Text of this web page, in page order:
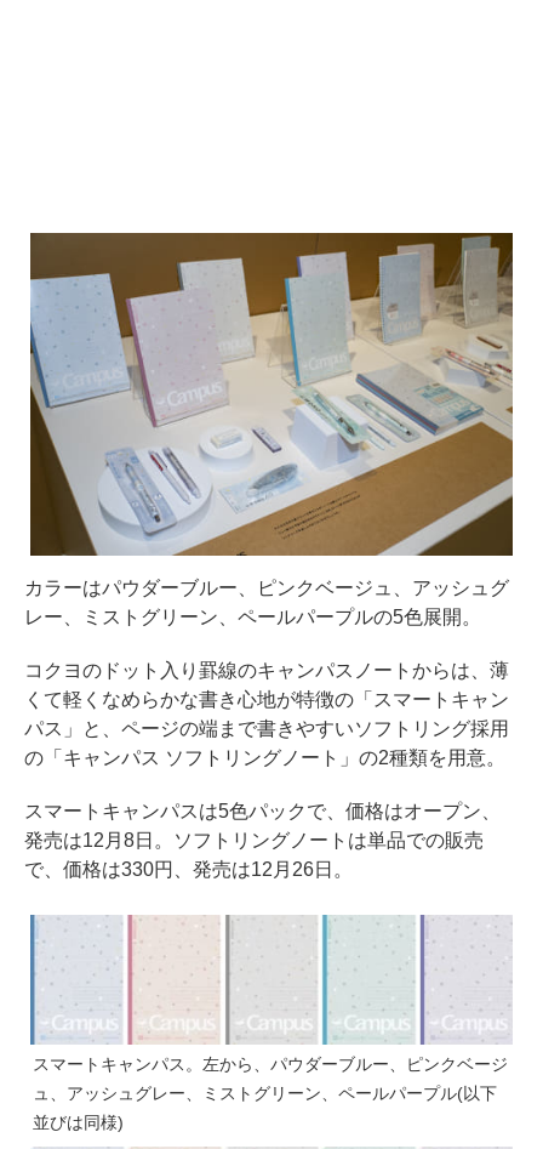
カラーはパウダーブルー、ピンクベージュ、アッシュグ
レー、ミストグリーン、ペールパープルの5色展開。
コクヨのドット入り罫線のキャンパスノートからは、薄
くて軽くなめらかな書き心地が特徴の「スマートキャン
パス」と、ページの端まで書きやすいソフトリング採用
の「キャンパス ソフトリングノート」の2種類を用意。
スマートキャンパスは5色パックで、価格はオープン、
発売は12月8日。ソフトリングノートは単品での販売
で、価格は330円、発売は12月26日。
スマートキャンパス。左から、パウダーブルー、ピンクベージ
ュ、アッシュグレー、ミストグリーン、ペールパープル(以下
並びは同様)